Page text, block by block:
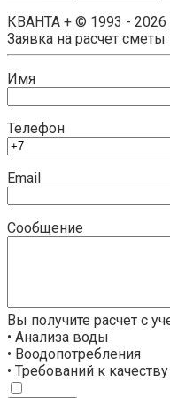
КВАНТА + © 1993 - 2026
Заявка на расчет сметы
Имя
Телефон
Email
Сообщение
Вы получите расчет с
• Анализа воды
• Воодопотребления
• Требований к